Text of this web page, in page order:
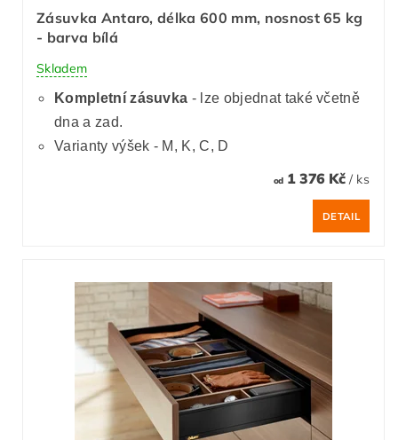
Zásuvka Antaro, délka 600 mm, nosnost 65 kg
- barva bílá
Skladem
Kompletní zásuvka - lze objednat také včetně
dna a zad.
Varianty výšek - M, K, C, D
od1 376 Kč / ks
DETAIL